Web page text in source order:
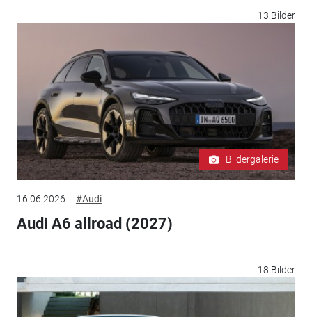
13 Bilder
Bildergalerie
16.06.2026 #Audi
Audi A6 allroad (2027)
18 Bilder